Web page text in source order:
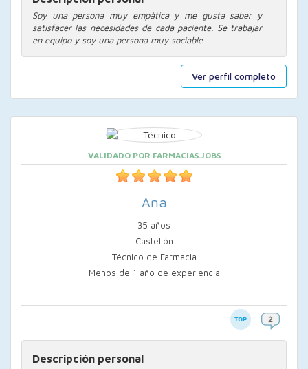
Ver perfil completo
Soy una persona muy empàtica y me gusta saber y
satisfacer las necesidades de cada paciente. Se trabajar
en equipo y soy una persona muy sociable
VALIDADO POR FARMACIAS.JOBS
Ana
35 años
Castellón
Técnico de Farmacia
Menos de 1 año de experiencia
Descripción personal